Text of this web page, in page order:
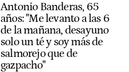
Antonio Banderas, 65
años: "Me levanto a las 6
de la mañana, desayuno
solo un té y soy más de
salmorejo que de
gazpacho"